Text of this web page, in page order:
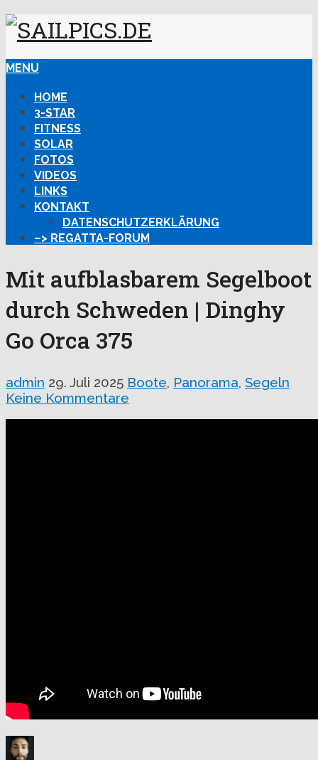
MENU
HOME
3-STAR
FITNESS
SOLAR
FOTOS
VIDEOS
LINKS
KONTAKT
DATENSCHUTZERKLÄRUNG
–> REGATTA-FORUM
Mit aufblasbarem Segelboot
durch Schweden | Dinghy
Go Orca 375
admin 29. Juli 2025 Boote, Panorama, Segeln
Keine Kommentare